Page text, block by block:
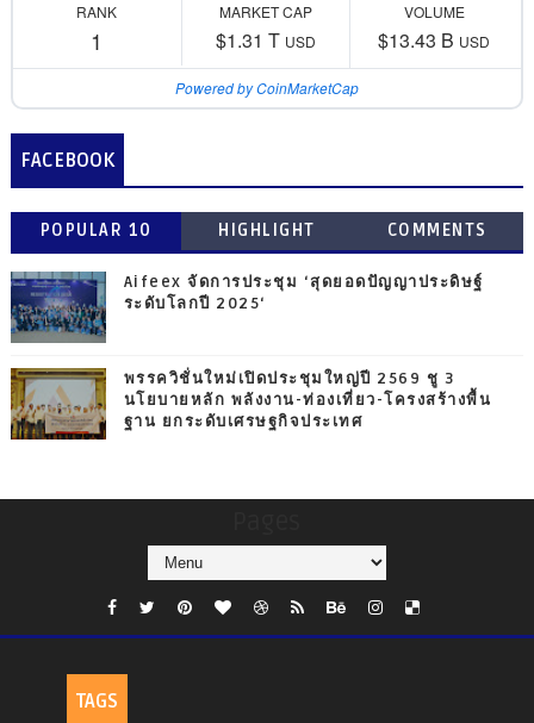
RANK
1
MARKET CAP
$1.31 T USD
VOLUME
$13.43 B USD
Powered by CoinMarketCap
FACEBOOK
POPULAR 10 HIGHLIGHT COMMENTS
Aifeex จัดการประชุม ‘สุดยอดปัญญาประดิษฐ์
ระดับโลกปี 2025‘
พรรควิชั่นใหม่เปิดประชุมใหญ่ปี 2569 ชู 3
นโยบายหลัก พลังงาน-ท่องเที่ยว-โครงสร้างพื้น
ฐาน ยกระดับเศรษฐกิจประเทศ
TAGS